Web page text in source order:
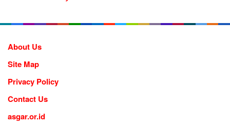
About Us
Site Map
Privacy Policy
Contact Us
asgar.or.id